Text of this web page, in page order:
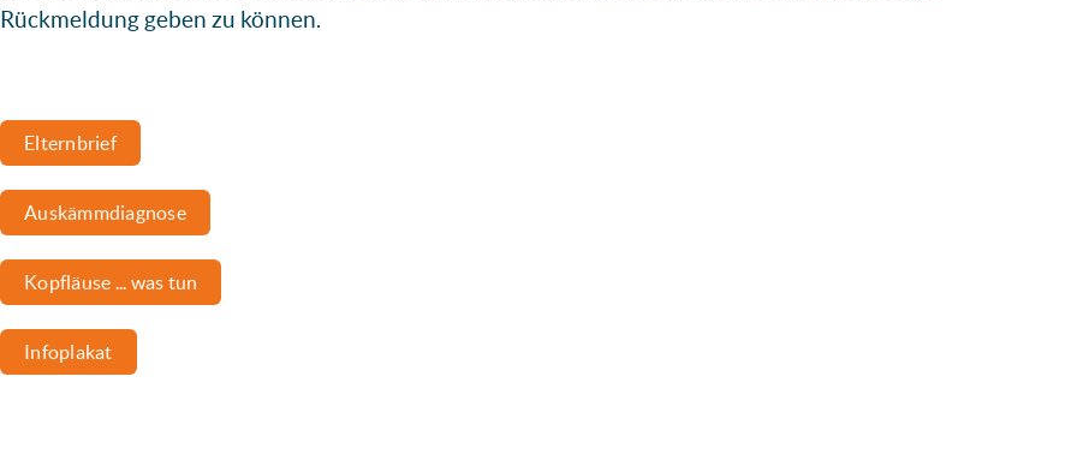
Rückmeldung geben zu können.
Elternbrief
Auskämmdiagnose
Kopfläuse ... was tun
Infoplakat